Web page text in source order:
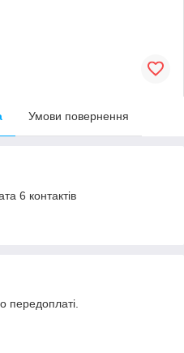
Умови повернення
6 контактів
передоплаті.